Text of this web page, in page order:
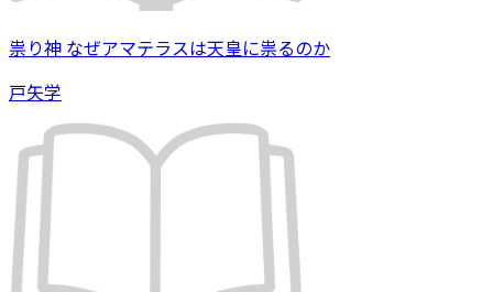
祟り神 なぜアマテラスは天皇に祟るのか
戸矢学